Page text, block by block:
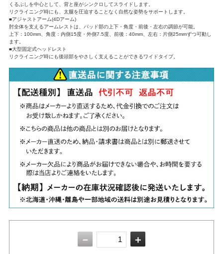
くるぶしを中心として、背と座がシンクロしてスライドします。
リクライニング時にも、太腿を圧迫することなく自然な姿勢をサポートします。
■アジャストアーム(4Dアーム)
肘全体を支えるアームレストは、パッド部の上下・角度・前後・左右の調節が可能。
上下：100mm、角度：内側15度・外側7.5度、前後：40mm、左右：片側25mmずつ可動し
ます。
■大型固定式ヘッドレスト
リクライニング時にも後頭部をやさしく支えることができるワイドタイプ。
－ ＋